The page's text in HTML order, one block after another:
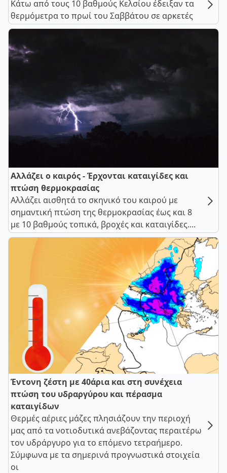
Κάτω από τους 10 βαθμούς Κελσίου έδειξαν τα
θερμόμετρα το πρωί του Σαββάτου σε αρκετές
Αλλάζει ο καιρός - Έρχονται καταιγίδες και
πτώση θερμοκρασίας
Αλλάζει αισθητά το σκηνικό του καιρού με
σημαντική πτώση της θερμοκρασίας έως και 8
με 10 βαθμούς τοπικά, βροχές και καταιγίδες....
Έντονη ζέστη με 40άρια και στη συνέχεια
πτώση του υδραργύρου και πέρασμα
καταιγίδων
Θερμές αέριες μάζες πλησιάζουν την περιοχή
μας από τα νοτιοδυτικά ανεβάζοντας περαιτέρω
τον υδράργυρο για το επόμενο τετραήμερο.
Σύμφωνα με τα σημερινά προγνωστικά στοιχεία
οι